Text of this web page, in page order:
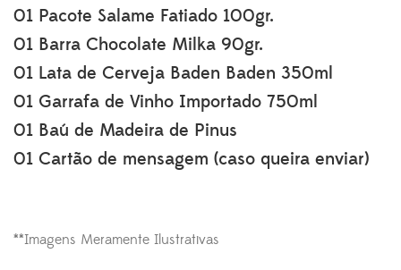
01 Pacote Salame Fatiado 100gr.
01 Barra Chocolate Milka 90gr.
01 Lata de Cerveja Baden Baden 350ml
01 Garrafa de Vinho Importado 750ml
01 Baú de Madeira de Pinus
01 Cartão de mensagem (caso queira enviar)
**Imagens Meramente Ilustrativas